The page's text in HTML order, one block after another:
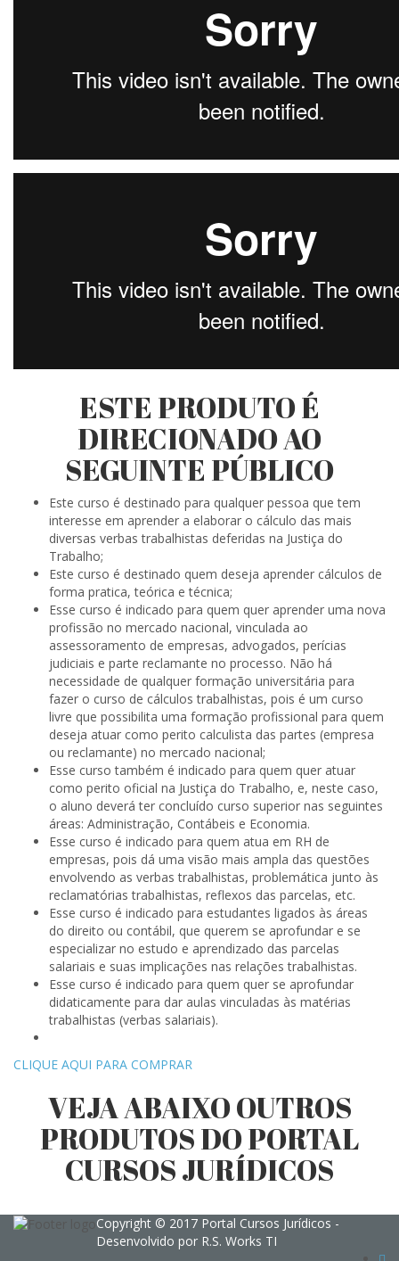
ESTE PRODUTO É
DIRECIONADO AO
SEGUINTE PÚBLICO
Este curso é destinado para qualquer pessoa que tem
interesse em aprender a elaborar o cálculo das mais
diversas verbas trabalhistas deferidas na Justiça do
Trabalho;
Este curso é destinado quem deseja aprender cálculos de
forma pratica, teórica e técnica;
Esse curso é indicado para quem quer aprender uma nova
profissão no mercado nacional, vinculada ao
assessoramento de empresas, advogados, perícias
judiciais e parte reclamante no processo. Não há
necessidade de qualquer formação universitária para
fazer o curso de cálculos trabalhistas, pois é um curso
livre que possibilita uma formação profissional para quem
deseja atuar como perito calculista das partes (empresa
ou reclamante) no mercado nacional;
Esse curso também é indicado para quem quer atuar
como perito oficial na Justiça do Trabalho, e, neste caso,
o aluno deverá ter concluído curso superior nas seguintes
áreas: Administração, Contábeis e Economia.
Esse curso é indicado para quem atua em RH de
empresas, pois dá uma visão mais ampla das questões
envolvendo as verbas trabalhistas, problemática junto às
reclamatórias trabalhistas, reflexos das parcelas, etc.
Esse curso é indicado para estudantes ligados às áreas
do direito ou contábil, que querem se aprofundar e se
especializar no estudo e aprendizado das parcelas
salariais e suas implicações nas relações trabalhistas.
Esse curso é indicado para quem quer se aprofundar
didaticamente para dar aulas vinculadas às matérias
trabalhistas (verbas salariais).
CLIQUE AQUI PARA COMPRAR
VEJA ABAIXO OUTROS
PRODUTOS DO PORTAL
CURSOS JURÍDICOS
Copyright © 2017 Portal Cursos Jurídicos -
Desenvolvido por R.S. Works TI